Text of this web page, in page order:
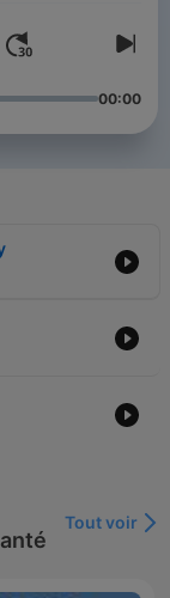
00:00
Tout voir